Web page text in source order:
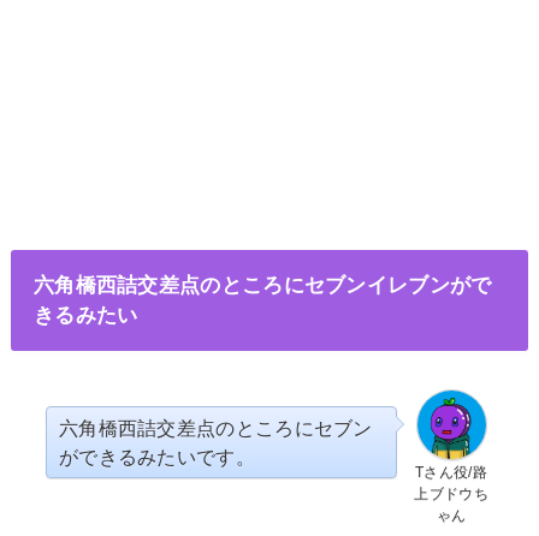
六角橋西詰交差点のところにセブンイレブンがで
きるみたい
Tさん役/路
上ブドウち
ゃん
六角橋西詰交差点のところにセブン
ができるみたいです。